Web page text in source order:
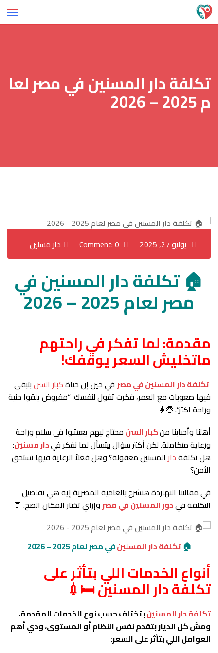
Skip
to
تكلفة دار المسنين في مصر لعا
م 2025 – 2026
يونيو 27, 2025 دار مسنين
🏠 تكلفة دار المسنين في
مصر لعام 2025 – 2026
مقدمة: لما تفكر في راحتهم
ماتخليش السعر يوقفك!
تكلفة دار المسنين في مصرفي حين إن حياةكبار السنبتبقى
فيها صعوبات مع العمر، فكرت تقول لنفسك: “مفروض يلقوا حنية
وراحة اكتر”. 🧓👵
أهلنا وأحبابنا منكبار السن محتاج ليهم يعيشوا في سلام وراحة
ورعاية متكاملة. لكن أكتر سؤال بيتسأل لما نفكر فيدار مسنين:
هل تكلفةدارالمسنين معقولة؟ وهل فعلاً الرعاية فيها تستحق
الثمن؟
في مقالتنا النهاردة هنشرح بالعامية المصرية إيه هي تفاصيل
التكلفة فيدور المسنين في مصروإزاي تختار المكان الصح. 💬
🏠تكلفة دار المسنينفي مصر لعام 2025 – 2026
أنواع الخدمات اللي بتأثر على
تكلفة دار المسنين 🛏️💉
تكلفة دار المسنينبتختلف حسب نوع الخدمات المقدمة،
ومش كل الديار بتقدم نفس النظام أو المستوى، ودي أهم
العوامل اللي بتأثر على السعر: